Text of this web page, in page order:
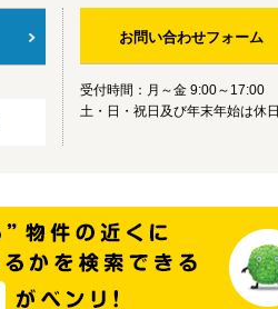
お問い合わせフォーム
受付時間：月～金 9:00～17:00
土・日・祝日及び年末年始は休日